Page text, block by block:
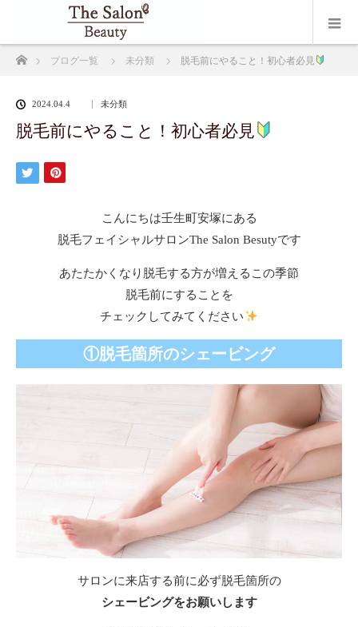
ホームブログ一覧 未分類 脱毛前にやること！初心者必見
2024.04.4 未分類
脱毛前にやること！初心者必見
こんにちは壬生町安塚にある
脱毛フェイシャルサロンThe Salon Besutyです
あたたかくなり脱毛する方が増えるこの季節
脱毛前にすることを
チェックしてみてください
①脱毛箇所のシェービング
サロンに来店する前に必ず脱毛箇所の
シェービングをお願いします